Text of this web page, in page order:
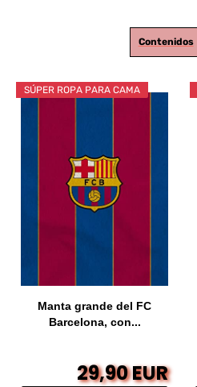
Contenidos
SÚPER ROPA PARA CAMA
Manta grande del FC
Barcelona, con...
29,90 EUR